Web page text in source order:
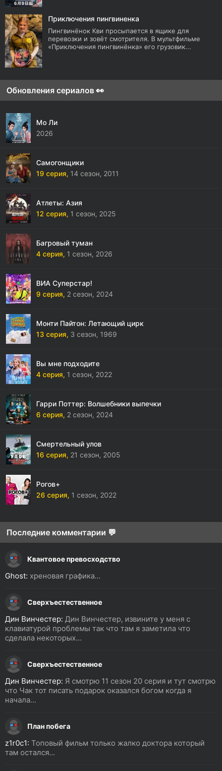
Приключения пингвиненка
Пингвинёнок Кви просыпается в ящике для
перевозки и зовёт смотрителя. В мультфильме
«Приключения пингвинёнка» его грузовик...
Обновления сериалов 👀
Мо Ли
2026
Самогонщики
19 серия, 14 сезон, 2011
Атлеты: Азия
12 серия, 1 сезон, 2025
Багровый туман
4 серия, 1 сезон, 2026
ВИА Суперстар!
9 серия, 2 сезон, 2024
Монти Пайтон: Летающий цирк
13 серия, 3 сезон, 1969
Вы мне подходите
4 серия, 1 сезон, 2022
Гарри Поттер: Волшебники выпечки
6 серия, 2 сезон, 2024
Смертельный улов
16 серия, 21 сезон, 2005
Рогов+
26 серия, 1 сезон, 2022
Последние комментарии 💬
Квантовое превосходство
Ghost: хреновая графика...
Сверхъестественное
Дин Винчестер: Дин Винчестер, извините у меня с
клавиатурой проблемы так что там я заметила что
сделала некоторых...
Сверхъестественное
Дин Винчестер: Я смотрю 11 сезон 20 серия и тут смотрю
что Чак тот писать подарок оказался богом когда я
начала...
План побега
z1r0c1: Топовый фильм только жалко доктора который
там остался...